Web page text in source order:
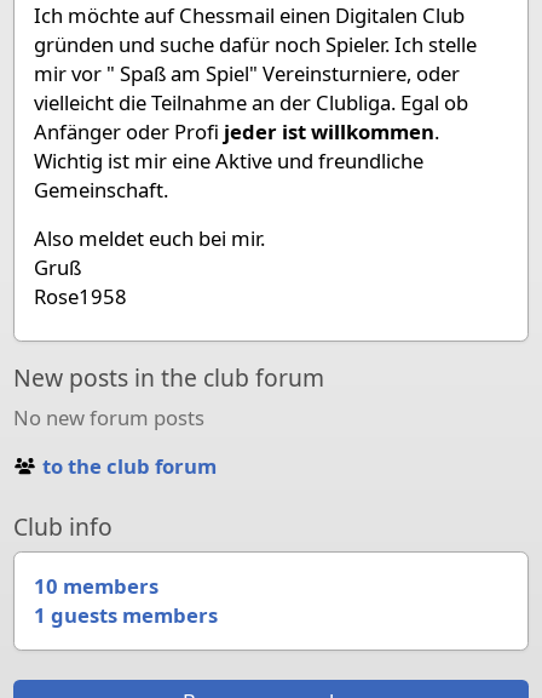
Ich möchte auf Chessmail einen Digitalen Club
gründen und suche dafür noch Spieler. Ich stelle
mir vor " Spaß am Spiel" Vereinsturniere, oder
vielleicht die Teilnahme an der Clubliga. Egal ob
Anfänger oder Profi jeder ist willkommen.
Wichtig ist mir eine Aktive und freundliche
Gemeinschaft.
Also meldet euch bei mir.
Gruß
Rose1958
New posts in the club forum
No new forum posts
to the club forum
Club info
10 members
1 guests members